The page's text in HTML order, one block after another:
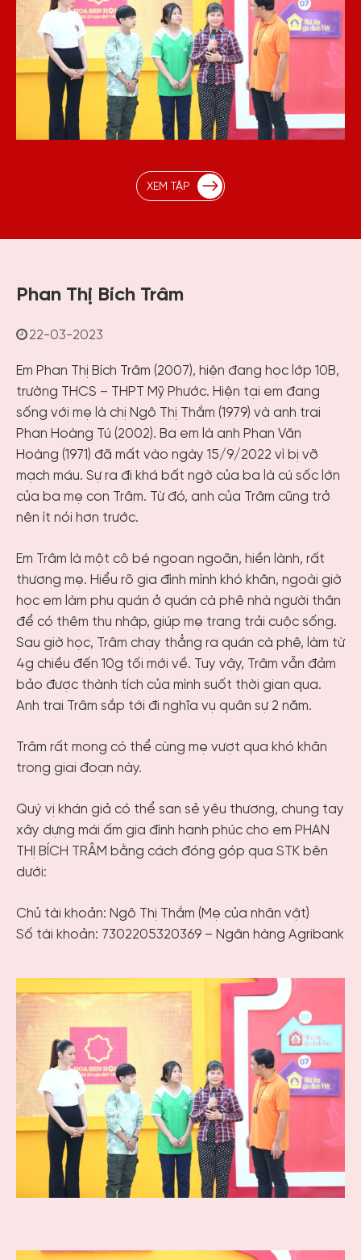
XEM TẬP
Phan Thị Bích Trâm
22-03-2023
Em Phan Thị Bích Trâm (2007), hiện đang học lớp 10B,
trường THCS – THPT Mỹ Phước. Hiện tại em đang
sống với mẹ là chị Ngô Thị Thắm (1979) và anh trai
Phan Hoàng Tú (2002). Ba em là anh Phan Văn
Hoàng (1971) đã mất vào ngày 15/9/2022 vì bị vỡ
mạch máu. Sự ra đi khá bất ngờ của ba là cú sốc lớn
của ba mẹ con Trâm. Từ đó, anh của Trâm cũng trở
nên ít nói hơn trước.
Em Trâm là một cô bé ngoan ngoãn, hiền lành, rất
thương mẹ. Hiểu rõ gia đình mình khó khăn, ngoài giờ
học em làm phụ quán ở quán cà phê nhà người thân
để có thêm thu nhập, giúp mẹ trang trải cuộc sống.
Sau giờ học, Trâm chạy thẳng ra quán cà phê, làm từ
4g chiều đến 10g tối mới về. Tuy vậy, Trâm vẫn đảm
bảo được thành tích của mình suốt thời gian qua.
Anh trai Trâm sắp tới đi nghĩa vụ quân sự 2 năm.
Trâm rất mong có thể cùng mẹ vượt qua khó khăn
trong giai đoạn này.
Quý vị khán giả có thể san sẻ yêu thương, chung tay
xây dựng mái ấm gia đình hạnh phúc cho em PHAN
THỊ BÍCH TRÂM bằng cách đóng góp qua STK bên
dưới:
Chủ tài khoản: Ngô Thị Thắm (Mẹ của nhân vật)
Số tài khoản: 7302205320369 – Ngân hàng Agribank